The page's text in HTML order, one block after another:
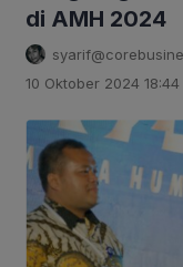
di AMH 2024
10 Oktober 2024 18:44